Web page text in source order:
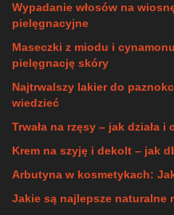
Wypadanie włosów na
pielęgnacyjne
Maseczki z miodu i
pielęgnację skóry
Najtrwalszy lakier do
wiedzieć
Trwała na rzęsy – jak działa
Krem na szyję i dekolt – jak
Arbutyna w kosmetykach:
Jakie są najlepsze naturalne